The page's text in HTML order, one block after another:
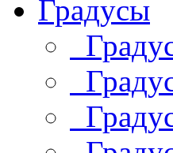
Градусы